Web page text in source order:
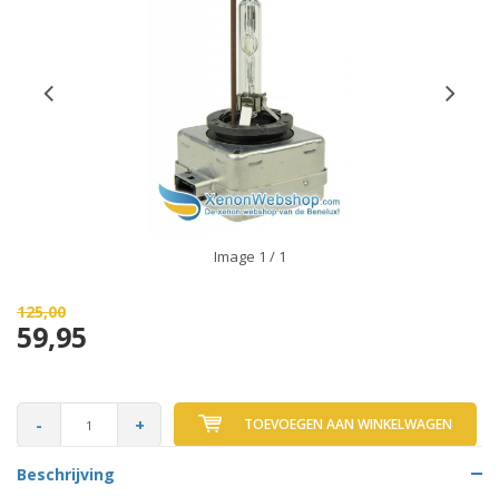
Image 1 / 1
125,00
59,95
- + TOEVOEGEN AAN WINKELWAGEN
Beschrijving